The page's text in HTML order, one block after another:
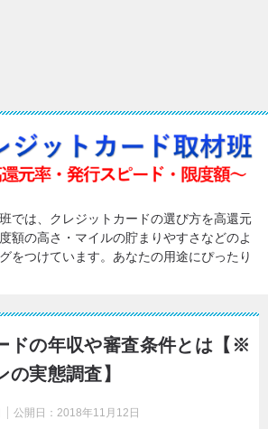
では、クレジットカードの選び方を高還元
額の高さ・マイルの貯まりやすさなどのよ
をつけています。あなたの用途にぴったり
ドの年収や審査条件とは【※
の実態調査】
公開日： 2018年11月12日